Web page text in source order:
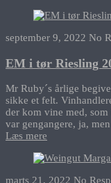
september 9, 2022 No
EM i tør Riesling
Mr Ruby´s årlige
sikke et felt.
der kom vine med,
var gengangere, ja,
Læs mere
marts 21, 2022 No